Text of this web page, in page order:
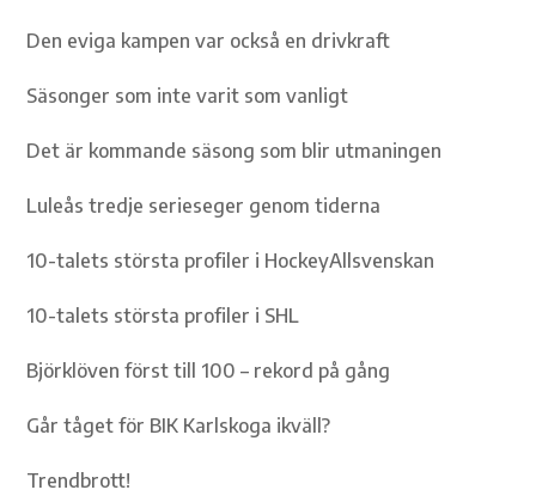
Den eviga kampen var också en drivkraft
Säsonger som inte varit som vanligt
Det är kommande säsong som blir utmaningen
Luleås tredje serieseger genom tiderna
10-talets största profiler i HockeyAllsvenskan
10-talets största profiler i SHL
Björklöven först till 100 – rekord på gång
Går tåget för BIK Karlskoga ikväll?
Trendbrott!